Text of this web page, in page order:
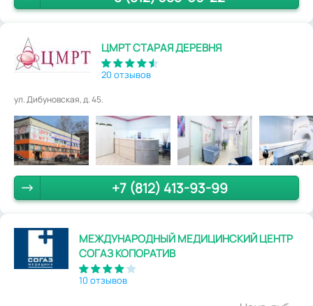
ЦМРТ СТАРАЯ ДЕРЕВНЯ
20 отзывов
ул. Дибуновская, д. 45.
+7 (812) 413-93-99
МЕЖДУНАРОДНЫЙ МЕДИЦИНСКИЙ ЦЕНТР
СОГАЗ КОПОРАТИВ
10 отзывов